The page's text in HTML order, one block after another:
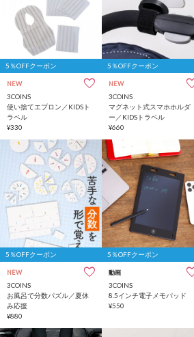
5％OFFクーポン
NEW
3COINS
使い捨てエプロン／KIDSト
ラベル
¥330
5％OFFクーポン
NEW
3COINS
マグネット式スマホホルダ
ー／KIDSトラベル
¥660
5％OFFクーポン
NEW
3COINS
お風呂で分数パズル／夏休
み応援
¥880
5％OFFクーポン
動画
3COINS
8.5インチ電子メモパッド
¥550